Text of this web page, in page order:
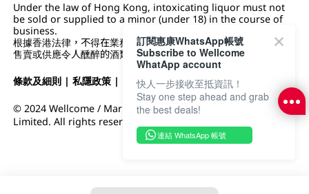
Under the law of Hong Kong, intoxicating liquor must not
be sold or supplied to a minor (under 18) in the course of
business.
根據香港法律，不得在業務過程中，向未成年人 (18 歲以下人士)
售賣或供應令人醺醉的酒類。
條款及細則 |私隱政策 | DFI零售集團
© 2024 Wellcome / Market Place. The Dairy Farm Company
Limited. All rights reserved.
訂閱惠康WhatsApp帳號
Subscribe to Wellcome
WhatApp account
快人一步接收至抵資訊！
Stay one step ahead and grab
the best deals!
連結 WhatsApp 帳號